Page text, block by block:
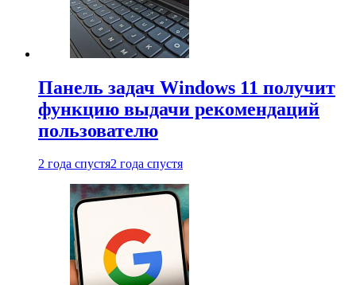
Панель задач Windows 11 получит
функцию выдачи рекомендаций
пользователю
2 года спустя2 года спустя